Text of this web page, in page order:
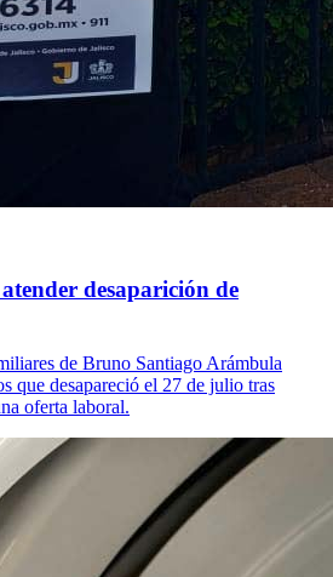
desaparición de
de Bruno Santiago Arámbula
que desapareció el 27 de julio tras
oferta laboral.